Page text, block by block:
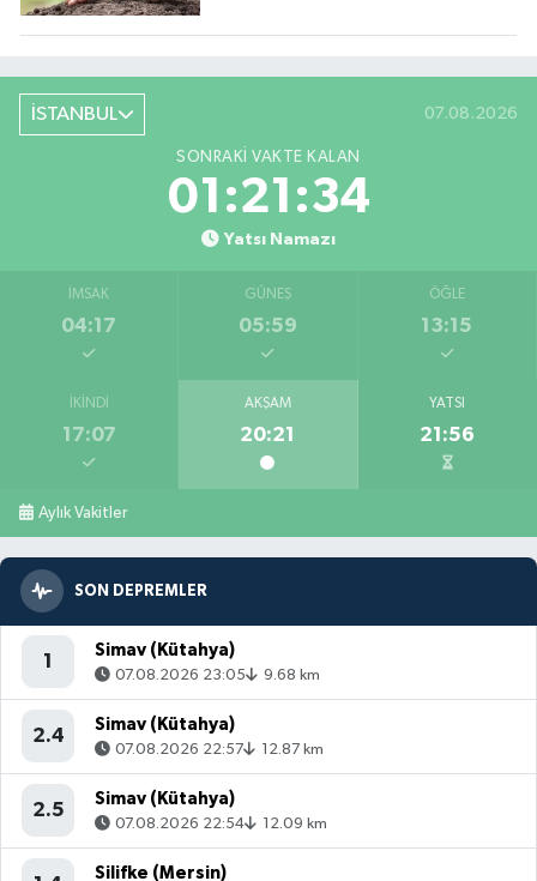
İSTANBUL 07.08.2026
SONRAKI VAKTE KALAN
01:21:32
Yatsı Namazı
İMSAK
04:17
GÜNEŞ
05:59
ÖĞLE
13:15
İKINDI
17:07
AKŞAM
20:21
YATSI
21:56
Aylık Vakitler
SON DEPREMLER
1
Simav (Kütahya)
07.08.2026 23:05 9.68 km
2.4
Simav (Kütahya)
07.08.2026 22:57 12.87 km
2.5
Simav (Kütahya)
07.08.2026 22:54 12.09 km
Silifke (Mersin)